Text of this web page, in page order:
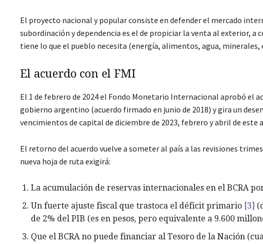
El proyecto nacional y popular consiste en defender el mercado
subordinación y dependencia es el de propiciar la venta al exterior, a
tiene lo que el pueblo necesita (energía, alimentos, agua,
El acuerdo con el FMI
El 1 de febrero de 2024 el Fondo Monetario Internacional aprobó el
gobierno argentino (acuerdo firmado en junio de 2018) y gira un
vencimientos de capital de diciembre de 2023, febrero y abril de este
El retorno del acuerdo vuelve a someter al país a las revisiones
nueva hoja de ruta exigirá:
La acumulación de reservas internacionales en el BCRA
Un fuerte ajuste fiscal que trastoca el déficit primario [3]
de 2% del PIB (es en pesos, pero equivalente a 9.600
Que el BCRA no puede financiar al Tesoro de la Nación